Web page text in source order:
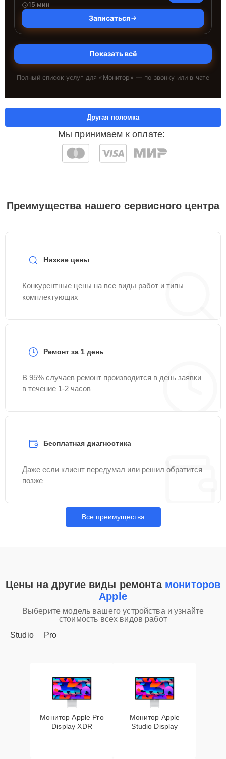
15 мин
Записаться
Показать всё
Полный список услуг для « Монитор » — по звонку или в чате
Мы принимаем к оплате:
Другая поломка
Преимущества нашего сервисного центра
Низкие цены
Конкурентные цены на все виды работ и типы
комплектующих
Ремонт за 1 день
В 95% случаев ремонт производится в день заявки
в течение 1-2 часов
Бесплатная диагностика
Даже если клиент передумал или решил обратится
позже
Все преимущества
Цены на другие виды ремонта мониторов
Apple
Выберите модель вашего устройства и узнайте
стоимость всех видов работ
Studio
Pro
Монитор Apple Pro
Display XDR
Монитор Apple
Studio Display